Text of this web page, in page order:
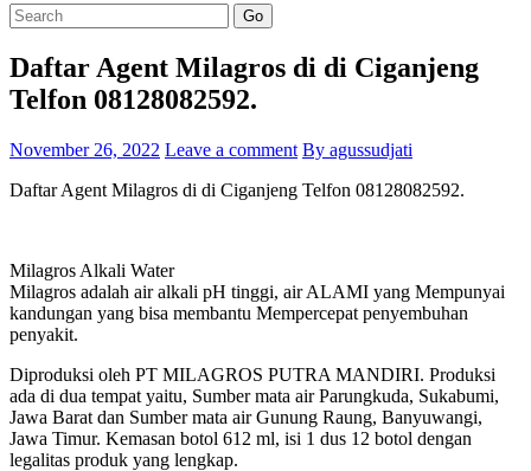
Go
Daftar Agent Milagros di di Ciganjeng
Telfon 08128082592.
November 26, 2022 Leave a comment By agussudjati
Daftar Agent Milagros di di Ciganjeng Telfon 08128082592.
Milagros Alkali Water
Milagros adalah air alkali pH tinggi, air ALAMI yang Mempunyai
kandungan yang bisa membantu Mempercepat penyembuhan
penyakit.
Diproduksi oleh PT MILAGROS PUTRA MANDIRI. Produksi
ada di dua tempat yaitu, Sumber mata air Parungkuda, Sukabumi,
Jawa Barat dan Sumber mata air Gunung Raung, Banyuwangi,
Jawa Timur. Kemasan botol 612 ml, isi 1 dus 12 botol dengan
legalitas produk yang lengkap.